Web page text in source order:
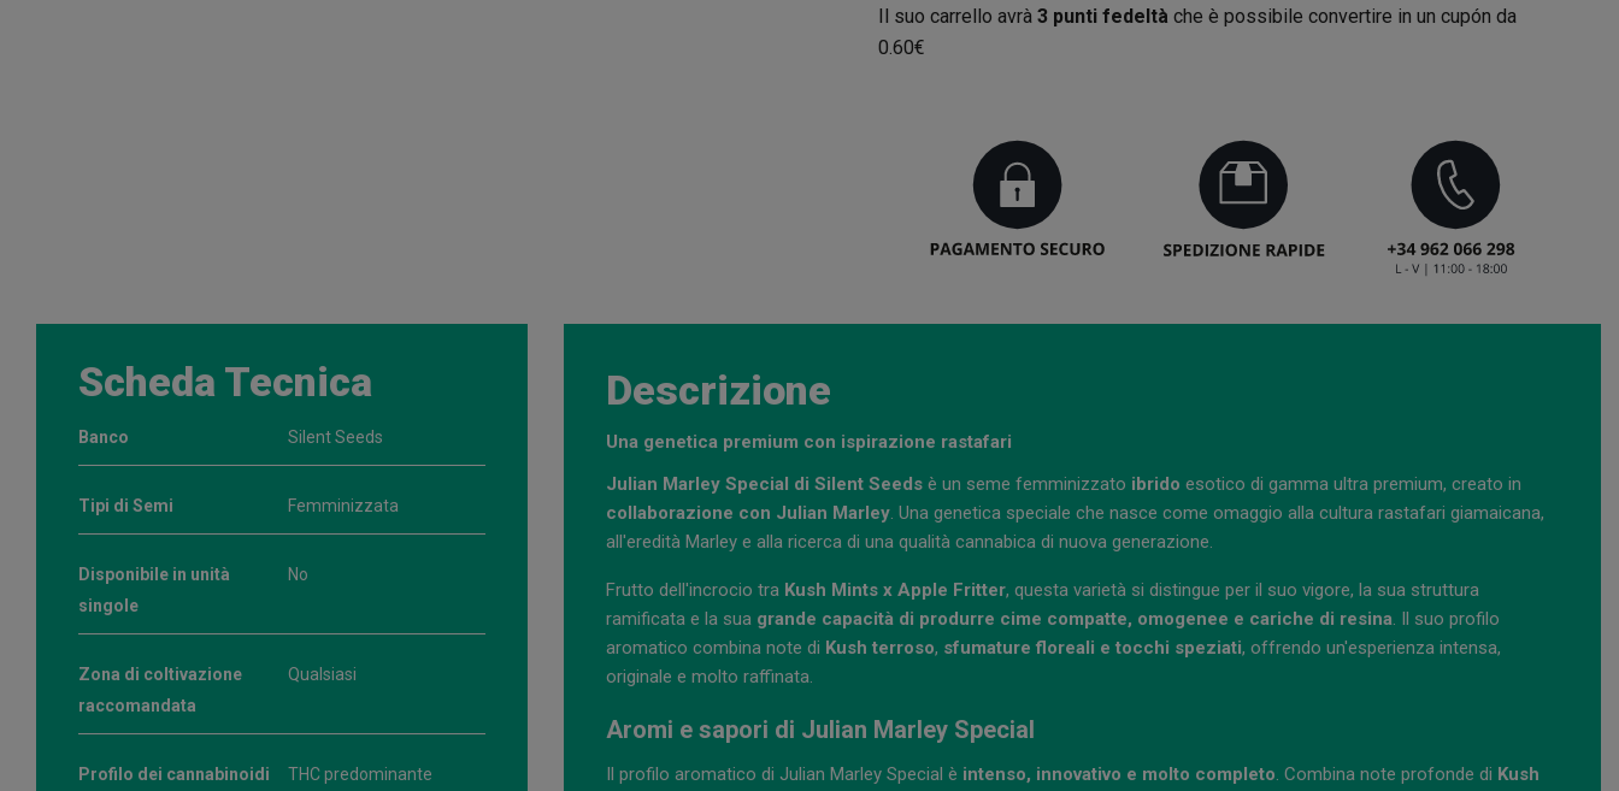
Il suo carrello avrà 3 punti fedeltà che è possibile convertire in un cupón da
0.60€
Scheda Tecnica
Banco Silent Seeds
Tipi di Semi Femminizzata
Disponibile in unità
singole
No
Zona di coltivazione
raccomandata
Qualsiasi
Profilo dei cannabinoidi THC predominante
Descrizione
Una genetica premium con ispirazione rastafari
Julian Marley Special di Silent Seeds è un seme femminizzato ibrido esotico di gamma ultra premium, creato in
collaborazione con Julian Marley. Una genetica speciale che nasce come omaggio alla cultura rastafari giamaicana,
all'eredità Marley e alla ricerca di una qualità cannabica di nuova generazione.
Frutto dell'incrocio tra Kush Mints x Apple Fritter, questa varietà si distingue per il suo vigore, la sua struttura
ramificata e la sua grande capacità di produrre cime compatte, omogenee e cariche di resina. Il suo profilo
aromatico combina note di Kush terroso, sfumature floreali e tocchi speziati, offrendo un'esperienza intensa,
originale e molto raffinata.
Aromi e sapori di Julian Marley Special
Il profilo aromatico di Julian Marley Special è intenso, innovativo e molto completo. Combina note profonde di Kush